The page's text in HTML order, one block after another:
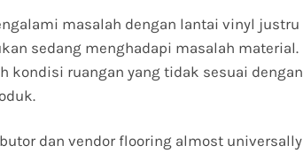
masalah dengan lantai vinyl justru
sedang menghadapi masalah material.
kondisi ruangan yang tidak sesuai dengan
dan vendor flooring almost universally